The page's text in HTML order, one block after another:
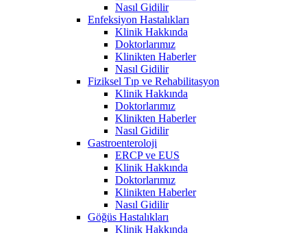
Nasıl Gidilir
Enfeksiyon Hastalıkları
Klinik Hakkında
Doktorlarımız
Klinikten Haberler
Nasıl Gidilir
Fiziksel Tıp ve Rehabilitasyon
Klinik Hakkında
Doktorlarımız
Klinikten Haberler
Nasıl Gidilir
Gastroenteroloji
ERCP ve EUS
Klinik Hakkında
Doktorlarımız
Klinikten Haberler
Nasıl Gidilir
Göğüs Hastalıkları
Klinik Hakkında